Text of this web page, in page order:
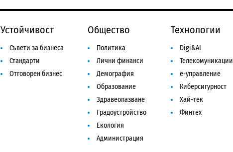
Устойчивост
Съвети за бизнеса
Стандарти
Отговорен бизнес
Общество
Политика
Лични финанси
Демография
Образование
Здравеопазване
Градоустройство
Екология
Администрация
Технологии
Digi&AI
Телекомуникации
е-управление
Киберсигурност
Хай-тек
Финтех